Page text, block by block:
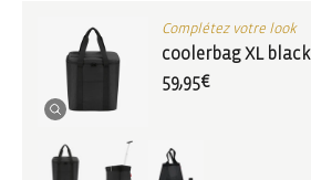
Complétez votre look
coolerbag XL black
59,95€